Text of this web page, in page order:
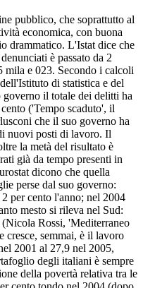
pubblico, che soprattutto al
economica, con buona
drammatico. L'Istat dice che
è passato da 2
e 023. Secondo i calcoli
di statistica e del
il totale dei delitti ha
('Tempo scaduto', il
che il suo governo ha
nuovi posti di lavoro. Il
la metà del risultato è
già da tempo presenti in
dicono che quella
perse dal suo governo:
per cento l'anno; nel 2004
mesto si rileva nel Sud:
Rossi, 'Mediterraneo
semmai, è il lavoro
2001 al 27,9 nel 2005,
degli italiani è sempre
della povertà relativa tra le